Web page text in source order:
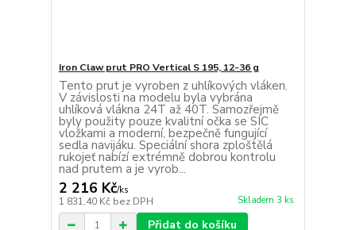
Iron Claw prut PRO Vertical S 195, 12-36 g
Tento prut je vyroben z uhlíkových vláken.
V závislosti na modelu byla vybrána
uhlíková vlákna 24T až 40T. Samozřejmě
byly použity pouze kvalitní očka se SIC
vložkami a moderní, bezpečně fungující
sedla navijáku. Speciální shora zploštělá
rukojeť nabízí extrémně dobrou kontrolu
nad prutem a je vyrob...
2 216 Kč/ks
1 831,40 Kč bez DPH Skladem 3 ks
Přidat do košíku